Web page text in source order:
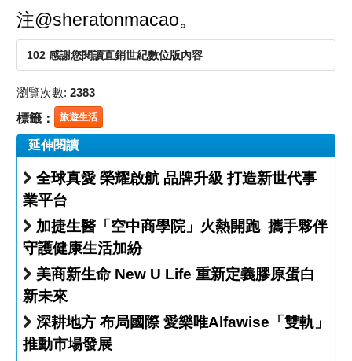
注@sheratonmacao。
102 感謝您閱讀直銷世紀數位版內容
瀏覽次數: 2383
標籤： 旅遊生活
延伸閱讀
全球真愛 榮耀啟航 品牌升級 打造新世代事
業平台
加捷生醫「空中商學院」火熱開跑 攜手夥伴
守護健康生活加紛
美商新生命 New U Life 重新定義膠原蛋白
新未來
深耕地方 布局國際 愛樂唯Alfawise「雙軌」
推動市場發展